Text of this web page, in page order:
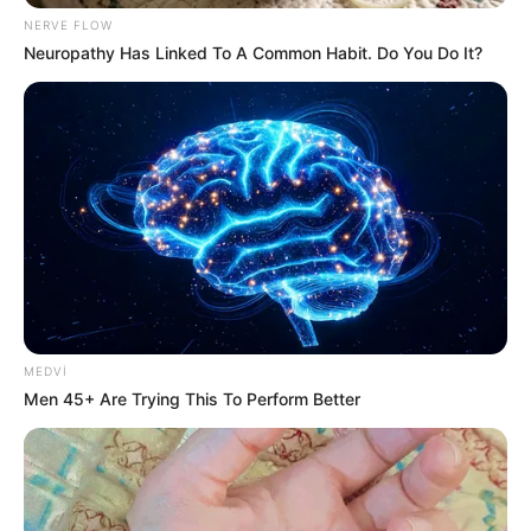
16:15 / 06 Avqust 2026 CƏMİYYƏT
Prezidentin təltif etdiyi Bəxtiyar
Aslanbəyli kimdir? -DOSYE
82 0
NERVE FLOW
Neuropathy Has Linked To A Common Habit. Do You Do It?
MEDVI
Men 45+ Are Trying This To Perform Better